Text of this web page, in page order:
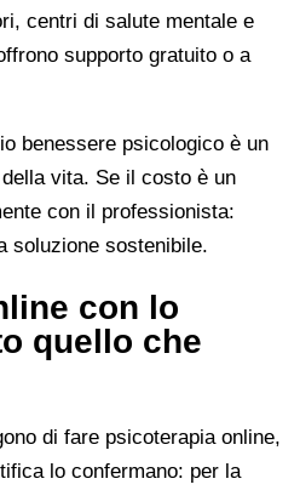
centri di salute mentale e
supporto gratuito o a
benessere psicologico è un
vita. Se il costo è un
con il professionista:
soluzione sostenibile.
con lo
quello che
di fare psicoterapia online,
lo confermano: per la